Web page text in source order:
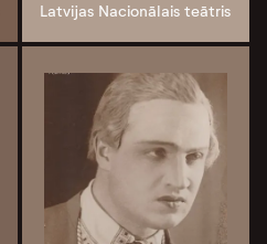
Latvijas Nacionālais teātris